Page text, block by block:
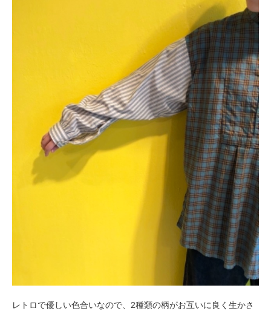
レトロで優しい色合いなので、2種類の柄がお互いに良く生かさ